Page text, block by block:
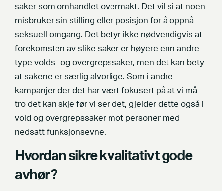
saker som omhandlet overmakt. Det vil si at noen
misbruker sin stilling eller posisjon for å oppnå
seksuell omgang. Det betyr ikke nødvendigvis at
forekomsten av slike saker er høyere enn andre
type volds- og overgrepssaker, men det kan bety
at sakene er særlig alvorlige. Som i andre
kampanjer der det har vært fokusert på at vi må
tro det kan skje før vi ser det, gjelder dette også i
vold og overgrepssaker mot personer med
nedsatt funksjonsevne.
Hvordan sikre kvalitativt gode
avhør?